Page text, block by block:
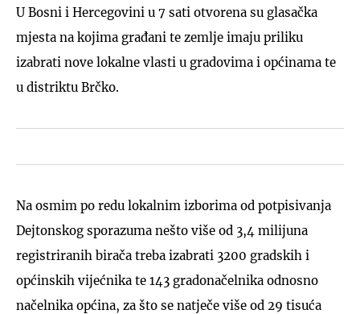
U Bosni i Hercegovini u 7 sati otvorena su glasačka
mjesta na kojima građani te zemlje imaju priliku
izabrati nove lokalne vlasti u gradovima i općinama te
u distriktu Brčko.
Na osmim po redu lokalnim izborima od potpisivanja
Dejtonskog sporazuma nešto više od 3,4 milijuna
registriranih birača treba izabrati 3200 gradskih i
općinskih vijećnika te 143 gradonačelnika odnosno
načelnika općina, za što se natječe više od 29 tisuća